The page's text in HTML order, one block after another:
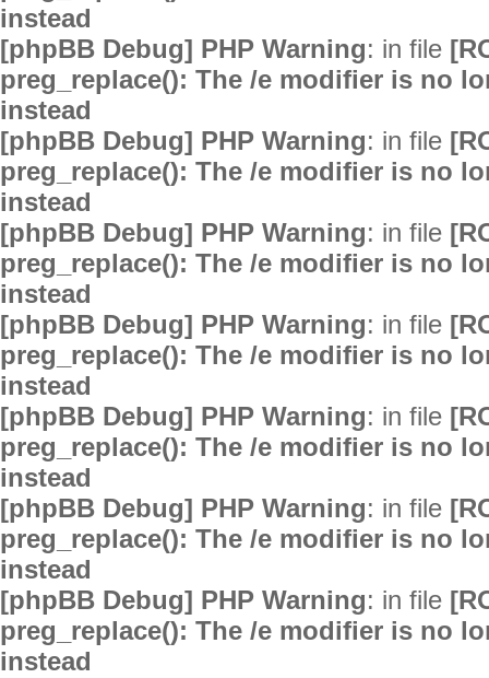
instead
[phpBB Debug] PHP Warning: in file
preg_replace(): The /e modifier is no
instead
[phpBB Debug] PHP Warning: in file
preg_replace(): The /e modifier is no
instead
[phpBB Debug] PHP Warning: in file
preg_replace(): The /e modifier is no
instead
[phpBB Debug] PHP Warning: in file
preg_replace(): The /e modifier is no
instead
[phpBB Debug] PHP Warning: in file
preg_replace(): The /e modifier is no
instead
[phpBB Debug] PHP Warning: in file
preg_replace(): The /e modifier is no
instead
[phpBB Debug] PHP Warning: in file
preg_replace(): The /e modifier is no
instead